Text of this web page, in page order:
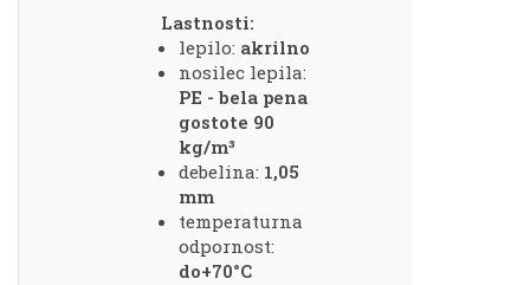
Lastnosti:
lepilo: akrilno
nosilec lepila:
PE - bela pena
gostote 90
kg/m³
debelina: 1,05
mm
temperaturna
odpornost:
do+70°C